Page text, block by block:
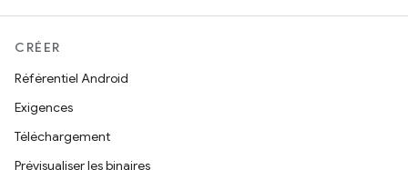
CRÉER
Référentiel Android
Exigences
Téléchargement
Prévisualiser les binaires